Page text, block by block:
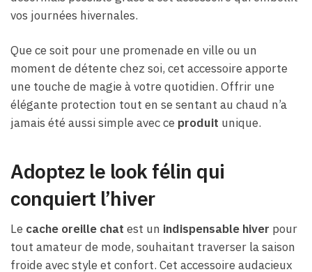
vos journées hivernales.
Que ce soit pour une promenade en ville ou un
moment de détente chez soi, cet accessoire apporte
une touche de magie à votre quotidien. Offrir une
élégante protection tout en se sentant au chaud n’a
jamais été aussi simple avec ce produit unique.
Adoptez le look félin qui
conquiert l’hiver
Le cache oreille chat est un indispensable hiver pour
tout amateur de mode, souhaitant traverser la saison
froide avec style et confort. Cet accessoire audacieux